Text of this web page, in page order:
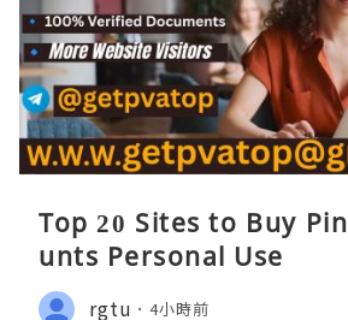
Top 20 Sites to Buy
unts Personal Use
rgtu 4小時前